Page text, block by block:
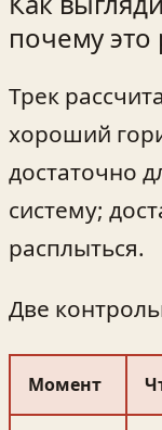
почему это
Трек
хороший
достаточно
систему;
расплыться.
Две
Момент